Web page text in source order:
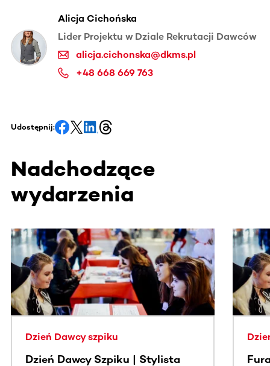
Alicja Cichońska
Lider Projektu w Dziale Rekrutacji Dawców
alicja.cichonska@dkms.pl
+48 668 669 763
Udostępnij:
Nadchodzące
wydarzenia
Ta sekcja zawiera treści przewijane w poziomie. Użyj
Dzień Dawcy szpiku
Dzień Dawcy Szpiku | Stylista